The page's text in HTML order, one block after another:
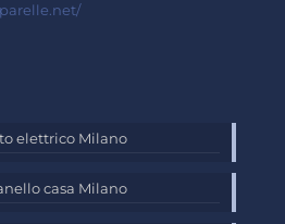
elettrico Milano
casa Milano